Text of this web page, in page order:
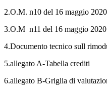
2.O.M. n10 del 16 maggio 2020
3.O.M n11 del 16 maggio 2020
4.Documento tecnico sull
5.allegato A-Tabella crediti
6.allegato B-Griglia di